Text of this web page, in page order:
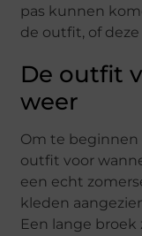
pas kunnen
de outfit, of
De outfit
weer
Om te beginnen
outfit voor
een echt
kleden
Een lange